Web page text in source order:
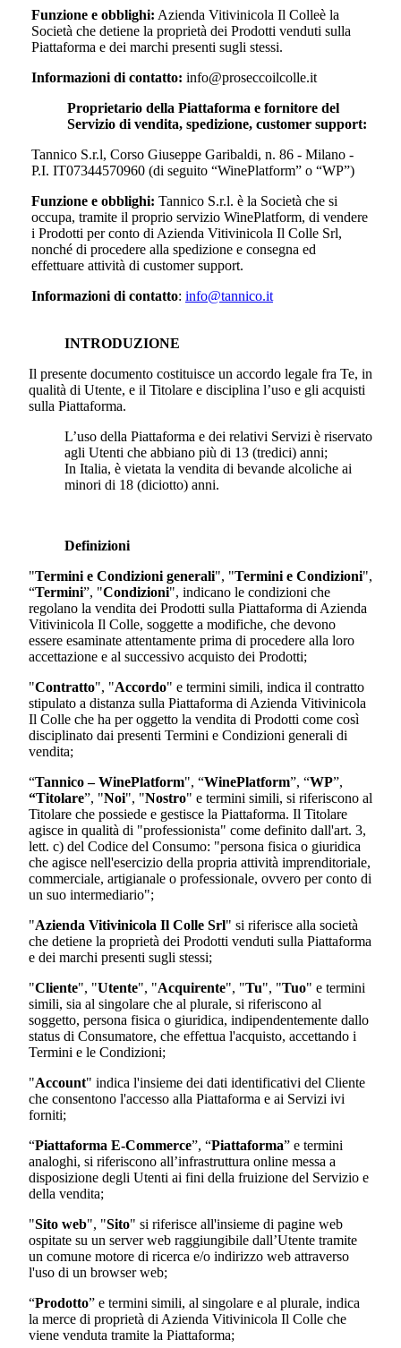
Funzione e obblighi: Azienda Vitivinicola Il Colleè la
Società che detiene la proprietà dei Prodotti venduti sulla
Piattaforma e dei marchi presenti sugli stessi.
Informazioni di contatto: info@proseccoilcolle.it
Proprietario della Piattaforma e fornitore del
Servizio di vendita, spedizione, customer support:
Tannico S.r.l, Corso Giuseppe Garibaldi, n. 86 - Milano -
P.I. IT07344570960 (di seguito “WinePlatform” o “WP”)
Funzione e obblighi: Tannico S.r.l. è la Società che si
occupa, tramite il proprio servizio WinePlatform, di vendere
i Prodotti per conto di Azienda Vitivinicola Il Colle Srl,
nonché di procedere alla spedizione e consegna ed
effettuare attività di customer support.
Informazioni di contatto: info@tannico.it
INTRODUZIONE
Il presente documento costituisce un accordo legale fra Te, in
qualità di Utente, e il Titolare e disciplina l’uso e gli acquisti
sulla Piattaforma.
L’uso della Piattaforma e dei relativi Servizi è riservato
agli Utenti che abbiano più di 13 (tredici) anni;
In Italia, è vietata la vendita di bevande alcoliche ai
minori di 18 (diciotto) anni.
Definizioni
"Termini e Condizioni generali", "Termini e Condizioni",
“Termini”, "Condizioni", indicano le condizioni che
regolano la vendita dei Prodotti sulla Piattaforma di Azienda
Vitivinicola Il Colle, soggette a modifiche, che devono
essere esaminate attentamente prima di procedere alla loro
accettazione e al successivo acquisto dei Prodotti;
"Contratto", "Accordo" e termini simili, indica il contratto
stipulato a distanza sulla Piattaforma di Azienda Vitivinicola
Il Colle che ha per oggetto la vendita di Prodotti come così
disciplinato dai presenti Termini e Condizioni generali di
vendita;
“Tannico – WinePlatform", “WinePlatform”, “WP”,
“Titolare”, "Noi", "Nostro" e termini simili, si riferiscono al
Titolare che possiede e gestisce la Piattaforma. Il Titolare
agisce in qualità di "professionista" come definito dall'art. 3,
lett. c) del Codice del Consumo: "persona fisica o giuridica
che agisce nell'esercizio della propria attività imprenditoriale,
commerciale, artigianale o professionale, ovvero per conto di
un suo intermediario";
"Azienda Vitivinicola Il Colle Srl" si riferisce alla società
che detiene la proprietà dei Prodotti venduti sulla Piattaforma
e dei marchi presenti sugli stessi;
"Cliente", "Utente", "Acquirente", "Tu", "Tuo" e termini
simili, sia al singolare che al plurale, si riferiscono al
soggetto, persona fisica o giuridica, indipendentemente dallo
status di Consumatore, che effettua l'acquisto, accettando i
Termini e le Condizioni;
"Account" indica l'insieme dei dati identificativi del Cliente
che consentono l'accesso alla Piattaforma e ai Servizi ivi
forniti;
“Piattaforma E-Commerce”, “Piattaforma” e termini
analoghi, si riferiscono all’infrastruttura online messa a
disposizione degli Utenti ai fini della fruizione del Servizio e
della vendita;
"Sito web", "Sito" si riferisce all'insieme di pagine web
ospitate su un server web raggiungibile dall’Utente tramite
un comune motore di ricerca e/o indirizzo web attraverso
l'uso di un browser web;
“Prodotto” e termini simili, al singolare e al plurale, indica
la merce di proprietà di Azienda Vitivinicola Il Colle che
viene venduta tramite la Piattaforma;